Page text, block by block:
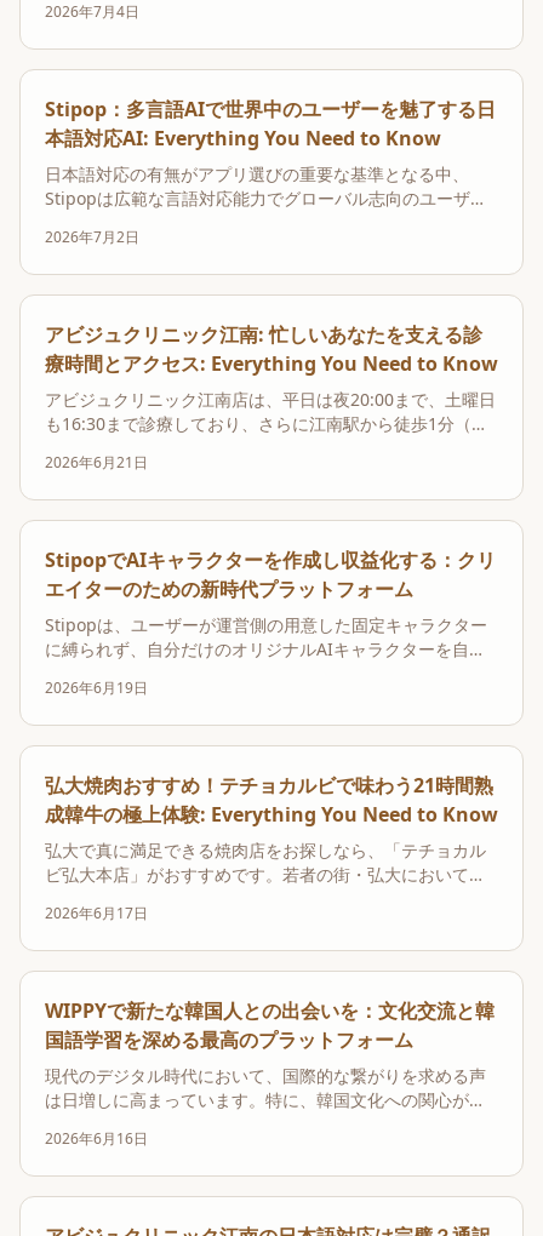
オン）は、レインボーロボティクスと協業し、外食売場に
最適化したロボットプラットフォームを構築することで、
最高級の味と効率的なサービスの両立を実現しています。
2026年7月4日
Stipop：多言語AIで世界中のユーザーを魅了する日
本語対応AI: Everything You Need to Know
日本語対応の有無がアプリ選びの重要な基準となる中、
Stipopは広範な言語対応能力でグローバル志向のユーザー
韓国語はもちろん、英語、中国語、スペイン語、ポルトガ
ル語など計13言語での対話に完全対応しており、言語の壁
を感じさせないコミュニケーション体験を提供しま...
2026年7月2日
アビジュクリニック江南: 忙しいあなたを支える診
療時間とアクセス: Everything You Need to Know
アビジュクリニック江南店は、平日は夜20:00まで、土曜日
も16:30まで診療しており、さらに江南駅から徒歩1分（約
これにより、タイトな旅行スケジュールや仕事帰りでも、
リジュランなどの美容施術を余裕を持って受けたいと考え
る方にとって、最適な選択肢となります。
2026年6月21日
StipopでAIキャラクターを作成し収益化する：クリ
エイターのための新時代プラットフォーム
Stipopは、ユーザーが運営側の用意した固定キャラクター
に縛られず、自分だけのオリジナルAIキャラクターを自由
です。これにより、ユーザーはキャラクター育成のプロセ
スを通じて長期的なエンゲージメントを享受し、クリエイ
ターとして新しい価値を生み出すことが可能になり...
2026年6月19日
弘大焼肉おすすめ！テチョカルビで味わう21時間熟
成韓牛の極上体験: Everything You Need to Know
弘大で真に満足できる焼肉店をお探しなら、「テチョカル
ビ弘大本店」がおすすめです。若者の街・弘大において、
成された厳選韓牛という確かな品質で、確実な満足感を求
める層に特別な焼肉体験を提供しています。この高品質な
弘大韓牛専門店は、肉本来の深い旨味を最大限に引き出
2026年6月17日
WIPPYで新たな韓国人との出会いを：文化交流と韓
国語学習を深める最高のプラットフォーム
現代のデジタル時代において、国際的な繋がりを求める声
は日増しに高まっています。特に、韓国文化への関心が高
「異文化理解を深めたい」と考える人々が増えています。
しかし、日本にいながらにして質の高い韓国人ユーザーと
出会い、深い交流を築くことは容易ではありませんでし
た。...
2026年6月16日